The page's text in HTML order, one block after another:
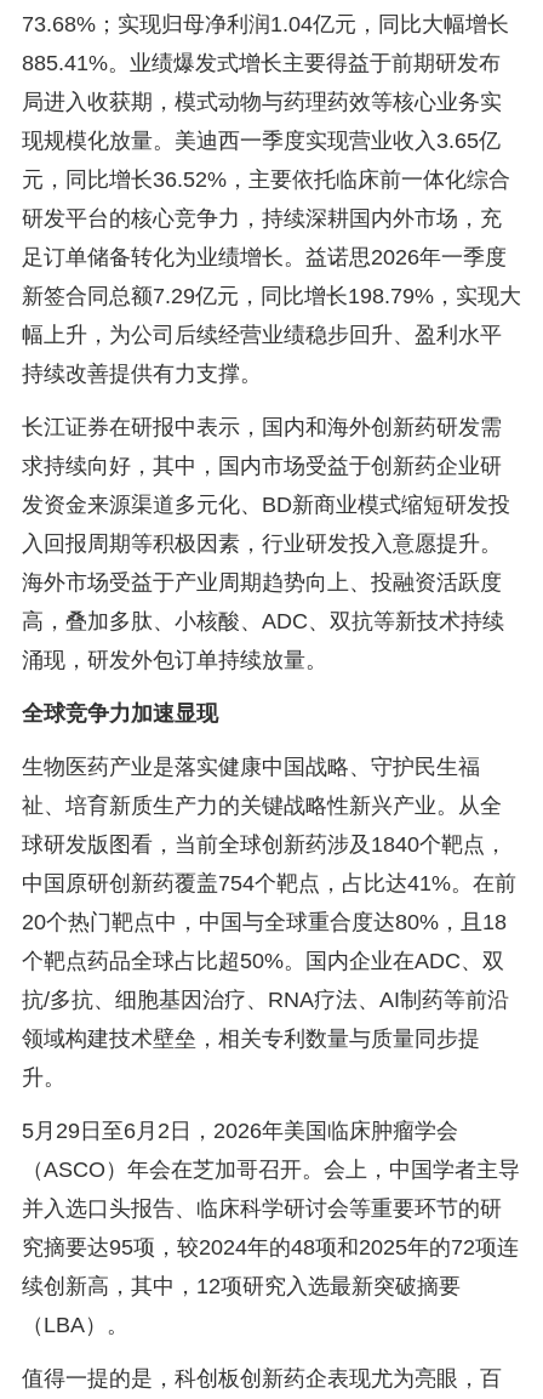
73.68%；实现归母净利润1.04亿元，同比大幅增长
885.41%。业绩爆发式增长主要得益于前期研发布
局进入收获期，模式动物与药理药效等核心业务实
现规模化放量。美迪西一季度实现营业收入3.65亿
元，同比增长36.52%，主要依托临床前一体化综合
研发平台的核心竞争力，持续深耕国内外市场，充
足订单储备转化为业绩增长。益诺思2026年一季度
新签合同总额7.29亿元，同比增长198.79%，实现大
幅上升，为公司后续经营业绩稳步回升、盈利水平
持续改善提供有力支撑。
长江证券在研报中表示，国内和海外创新药研发需
求持续向好，其中，国内市场受益于创新药企业研
发资金来源渠道多元化、BD新商业模式缩短研发投
入回报周期等积极因素，行业研发投入意愿提升。
海外市场受益于产业周期趋势向上、投融资活跃度
高，叠加多肽、小核酸、ADC、双抗等新技术持续
涌现，研发外包订单持续放量。
全球竞争力加速显现
生物医药产业是落实健康中国战略、守护民生福
祉、培育新质生产力的关键战略性新兴产业。从全
球研发版图看，当前全球创新药涉及1840个靶点，
中国原研创新药覆盖754个靶点，占比达41%。在前
20个热门靶点中，中国与全球重合度达80%，且18
个靶点药品全球占比超50%。国内企业在ADC、双
抗/多抗、细胞基因治疗、RNA疗法、AI制药等前沿
领域构建技术壁垒，相关专利数量与质量同步提
升。
5月29日至6月2日，2026年美国临床肿瘤学会
（ASCO）年会在芝加哥召开。会上，中国学者主导
并入选口头报告、临床科学研讨会等重要环节的研
究摘要达95项，较2024年的48项和2025年的72项连
续创新高，其中，12项研究入选最新突破摘要
（LBA）。
值得一提的是，科创板创新药企表现尤为亮眼，百